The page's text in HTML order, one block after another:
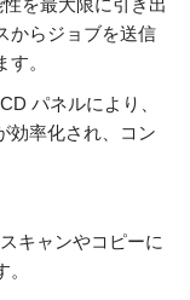
を最大限に引き出
からジョブを送信
。
パネルにより、
効率化され、コン
キャンやコピーに